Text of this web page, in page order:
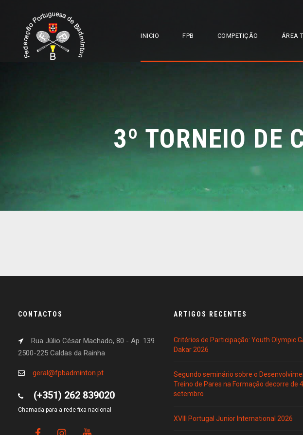
INICIO FPB COMPETIÇÃO ÁREA
3º TORNEIO DE
CONTACTOS
Rua Júlio César Machado, 80 - Ap. 139
2500-225 Caldas da Rainha
geral@fpbadminton.pt
(+351) 262 839020
Chamada para a rede fixa nacional
ARTIGOS RECENTES
Critérios de Participação: Youth Olympic
Dakar 2026
Segundo seminário sobre o
Treino de Pares na Formação decorre de
setembro
XVIII Portugal Junior International 2026